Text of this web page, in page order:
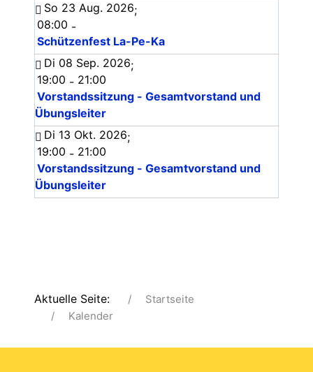
So 23 Aug. 2026;
08:00 -
Schützenfest La-Pe-Ka
Di 08 Sep. 2026;
19:00 - 21:00
Vorstandssitzung - Gesamtvorstand und
Übungsleiter
Di 13 Okt. 2026;
19:00 - 21:00
Vorstandssitzung - Gesamtvorstand und
Übungsleiter
Aktuelle Seite:
Startseite
Kalender